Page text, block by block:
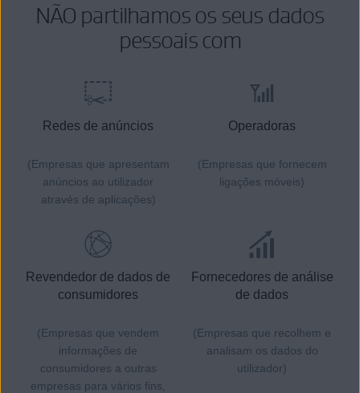
NÃO partilhamos os seus dados
pessoais com
Redes de anúncios
(Empresas que apresentam
anúncios ao utilizador
através de aplicações)
Operadoras
(Empresas que fornecem
ligações móveis)
Revendedor de dados de
consumidores
(Empresas que vendem
informações de
consumidores a outras
empresas para vários fins,
Fornecedores de análise
de dados
(Empresas que recolhem e
analisam os dados do
utilizador)